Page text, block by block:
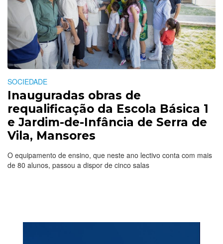
SOCIEDADE
Inauguradas obras de
requalificação da Escola Básica 1
e Jardim-de-Infância de Serra de
Vila, Mansores
O equipamento de ensino, que neste ano lectivo conta com mais
de 80 alunos, passou a dispor de cinco salas